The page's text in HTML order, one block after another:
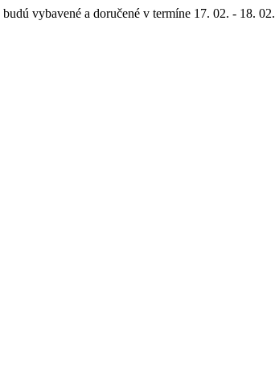
vybavené a doručené v termíne 17. 02. - 18. 02.